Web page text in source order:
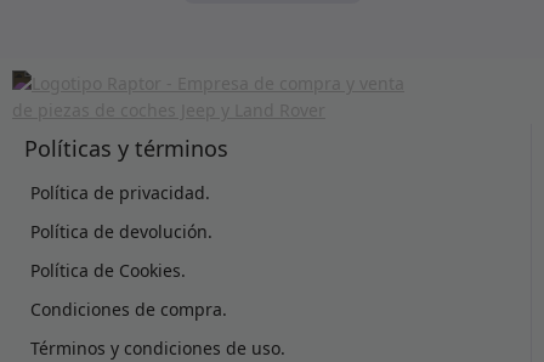
Políticas y términos
Política de privacidad.
Política de devolución.
Política de Cookies.
Condiciones de compra.
Términos y condiciones de uso.